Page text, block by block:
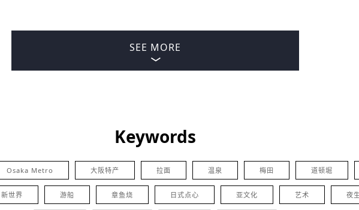
SEE MORE
Keywords
Osaka Metro 大阪特产 拉面 温泉 梅田 道顿堀
新世界 游船 章鱼烧 日式点心 亚文化 艺术 夜